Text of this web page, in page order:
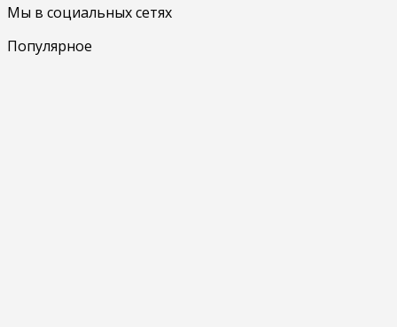
Мы в социальных сетях
Популярное